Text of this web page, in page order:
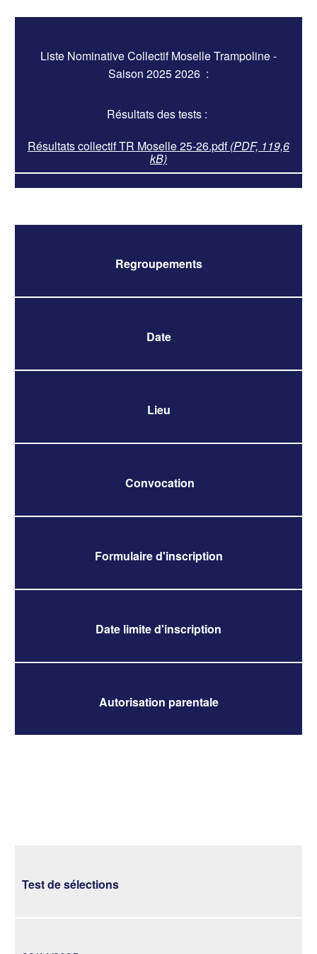
Liste Nominative Collectif Moselle Trampoline -
Saison 2025 2026 :
Résultats des tests :
Résultats collectif TR Moselle 25-26.pdf(PDF, 119,6
kB)
Regroupements
Date
Lieu
Convocation
Formulaire d'inscription
Date limite d'inscription
Autorisation parentale
Test de sélections